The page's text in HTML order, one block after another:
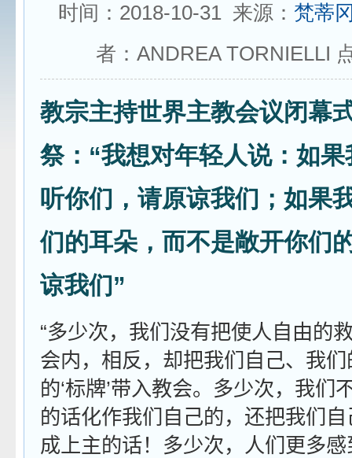
时间：2018-10-31 来源： 梵蒂
者：ANDREA TORNIELLI
教宗主持世界主教会议闭幕
祭：“我想对年轻人说：如
听你们，请原谅我们；如果
们的耳朵，而不是敞开你们
谅我们”
“多少次，我们没有把使人自由的
会内，相反，却把我们自己、我们
的‘标牌’带入教会。多少次，我们
的话化作我们自己的，还把我们
成上主的话！多少次，人们更多